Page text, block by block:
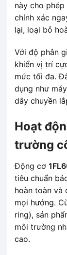
này cho
chính xác
lại, loại bỏ
Với độ phân
khiển vị trí
mức tối đa.
dụng như
dây chuyền
Hoạt
trường
Động cơ
tiêu chuẩn
hoàn toàn và
mọi hướng.
ring), sản
môi trường
cao.